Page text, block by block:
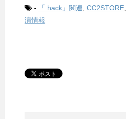
- 「.hack」関連, CC2STORE,
演情報